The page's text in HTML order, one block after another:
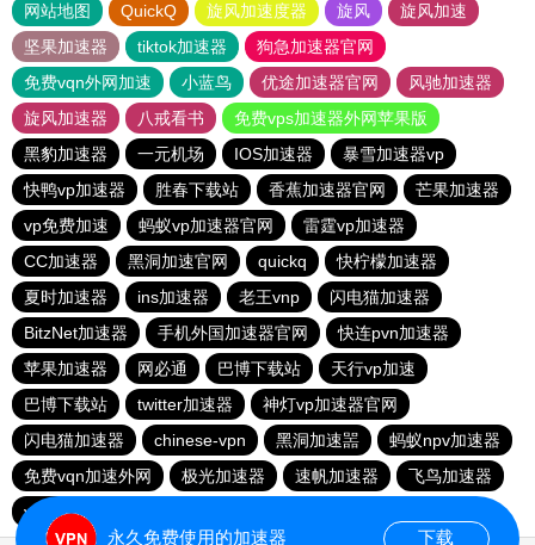
网站地图 QuickQ 旋风加速度器 旋风
旋风加速
坚果加速器
tiktok加速器
狗急加速器官网
免费vqn外网加速
小蓝鸟 优途加速器官网
风驰加速器
旋风加速器
八戒看书
免费vps加速器外网苹果版
黑豹加速器
一元机场 IOS加速器
暴雪加速器vp
快鸭vp加速器
胜春下载站 香蕉加速器官网
芒果加速器
vp免费加速
蚂蚁vp加速器官网
雷霆vp加速器
CC加速器
黑洞加速官网 quickq
快柠檬加速器
夏时加速器
ins加速器 老王vnp
闪电猫加速器
BitzNet加速器
手机外国加速器官网
快连pvn加速器
苹果加速器
网必通 巴博下载站
天行vp加速
巴博下载站
twitter加速器
神灯vp加速器官网
闪电猫加速器
chinese-vpn 黑洞加速噐
蚂蚁npv加速器
免费vqn加速外网
极光加速器 速帆加速器
飞鸟加速器
vp加速器官网
永久免费使用的加速器 下载